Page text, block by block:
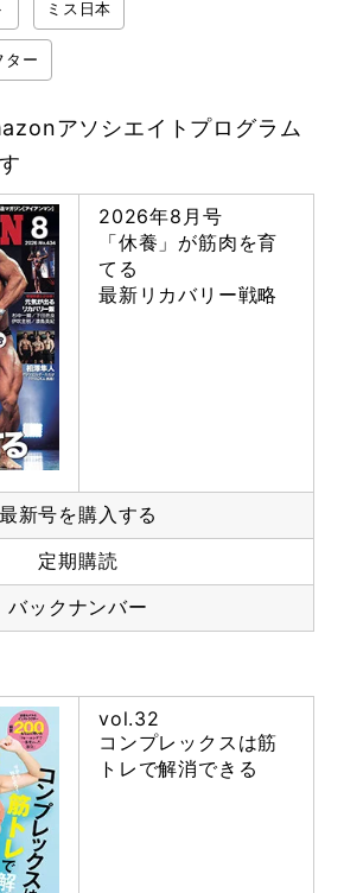
ミス日本
ター
アソシエイトプログラム
2026年8月号
「休養」が筋肉を育
てる
最新リカバリー戦略
最新号を購入する
定期購読
バックナンバー
vol.32
コンプレックスは筋
トレで解消できる